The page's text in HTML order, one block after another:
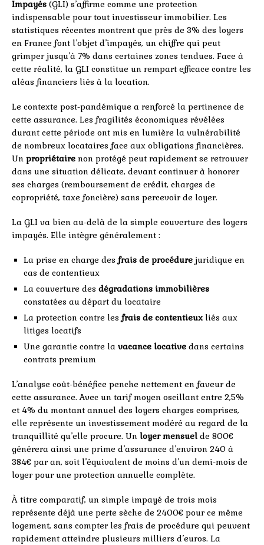
Impayés (GLI) s’affirme comme une protection
indispensable pour tout investisseur immobilier. Les
statistiques récentes montrent que près de 3% des loyers
en France font l’objet d’impayés, un chiffre qui peut
grimper jusqu’à 7% dans certaines zones tendues. Face à
cette réalité, la GLI constitue un rempart efficace contre les
aléas financiers liés à la location.
Le contexte post-pandémique a renforcé la pertinence de
cette assurance. Les fragilités économiques révélées
durant cette période ont mis en lumière la vulnérabilité
de nombreux locataires face aux obligations financières.
Un propriétaire non protégé peut rapidement se retrouver
dans une situation délicate, devant continuer à honorer
ses charges (remboursement de crédit, charges de
copropriété, taxe foncière) sans percevoir de loyer.
La GLI va bien au-delà de la simple couverture des loyers
impayés. Elle intègre généralement :
La prise en charge desfrais de procédure juridique en
cas de contentieux
La couverture des dégradations immobilières
constatées au départ du locataire
La protection contre lesfrais de contentieux liés aux
litiges locatifs
Une garantie contre la vacance locative dans certains
contrats premium
L’analyse coût-bénéfice penche nettement en faveur de
cette assurance. Avec un tarif moyen oscillant entre 2,5%
et 4% du montant annuel des loyers charges comprises,
elle représente un investissement modéré au regard de la
tranquillité qu’elle procure. Un loyer mensuel de 800€
générera ainsi une prime d’assurance d’environ 240 à
384€ par an, soit l’équivalent de moins d’un demi-mois de
loyer pour une protection annuelle complète.
À titre comparatif, un simple impayé de trois mois
représente déjà une perte sèche de 2400€ pour ce même
logement, sans compter les frais de procédure qui peuvent
rapidement atteindre plusieurs milliers d’euros. La